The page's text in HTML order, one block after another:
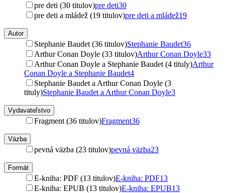
pre deti (30 titulov)pre deti30
pre deti a mládež (19 titulov)pre deti a mládež19
Autor
Stephanie Baudet (36 titulov)Stephanie Baudet36
Arthur Conan Doyle (33 titulov)Arthur Conan Doyle33
Arthur Conan Doyle a Stephanie Baudet (4 tituly)Arthur
Conan Doyle a Stephanie Baudet4
Stephanie Baudet a Arthur Conan Doyle (3
tituly)Stephanie Baudet a Arthur Conan Doyle3
Vydavateľstvo
Fragment (36 titulov)Fragment36
Väzba
pevná väzba (23 titulov)pevná väzba23
Formát
E-kniha: PDF (13 titulov)E-kniha: PDF13
E-kniha: EPUB (13 titulov)E-kniha: EPUB13